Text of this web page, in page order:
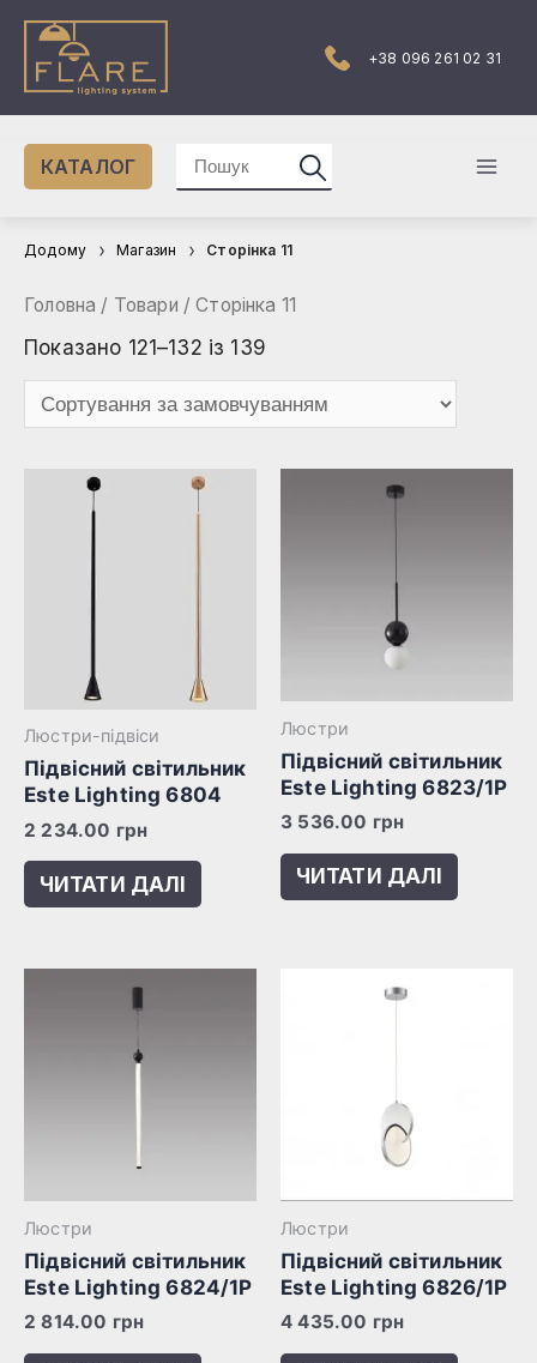
вмісту
+38 096 261 02 31
КАТАЛОГ
Шукати:
Додому Магазин Сторінка 11
Головна / Товари / Сторінка 11
Показано 121–132 із 139
Люстри-підвіси
Підвісний світильник
Este Lighting 6804
2 234.00 грн
ЧИТАТИ ДАЛІ
Люстри
Підвісний світильник
Este Lighting 6823/1P
3 536.00 грн
ЧИТАТИ ДАЛІ
Люстри
Підвісний світильник
Este Lighting 6824/1P
2 814.00 грн
Люстри
Підвісний світильник
Este Lighting 6826/1P
4 435.00 грн